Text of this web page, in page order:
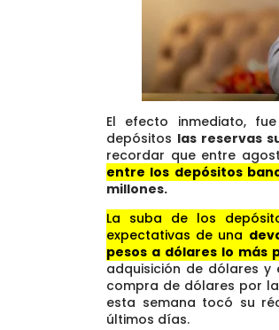
El efecto inmediato,
depósitos las reservas
recordar que entre
entre los depósitos
millones.
La suba de los
expectativas de una
pesos a dólares lo más
adquisición de dólares
compra de dólares por
esta semana tocó su
últimos días.